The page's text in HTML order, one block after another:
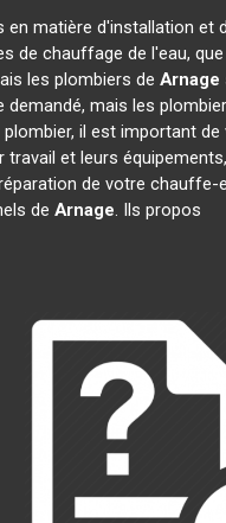
matière d'installation et
chauffage de l'eau,
les plombiers de Arnage
mais les
il est important
et leurs
de votre chauffe-
de Arnage. Ils propos